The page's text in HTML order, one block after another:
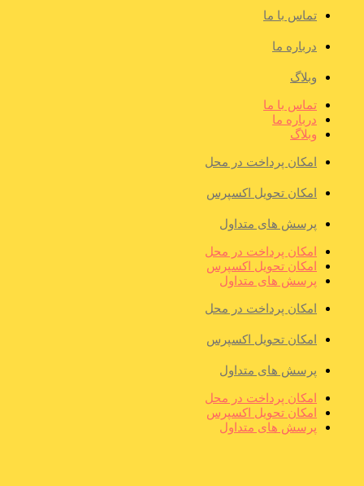
تماس با ما
درباره ما
وبلاگ
تماس با ما
درباره ما
وبلاگ
امکان پرداخت در محل
امکان تحویل اکسپرس
پرسش های متداول
امکان پرداخت در محل
امکان تحویل اکسپرس
پرسش های متداول
امکان پرداخت در محل
امکان تحویل اکسپرس
پرسش های متداول
امکان پرداخت در محل
امکان تحویل اکسپرس
پرسش های متداول